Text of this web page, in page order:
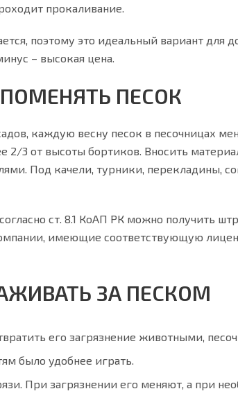
прокаливание.
поэтому это идеальный вариант для
– высокая цена.
ПЕСОК
каждую весну песок в песочницах
3 от высоты бортиков. Вносить
Под качели, турники, перекладины,
ст. 8.1 КоАП РК можно получить
имеющие соответствующую
ЗА ПЕСКОМ
его загрязнение животными,
было удобнее играть.
При загрязнении его меняют, а при